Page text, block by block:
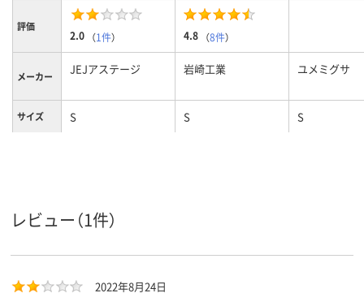
評価
2.0 （1件） 4.8 （8件）
メーカー JEJアステージ 岩崎工業 ユメミグサ
サイズ S S S
質量 約330g
レビュー（1件）
2022年8月24日